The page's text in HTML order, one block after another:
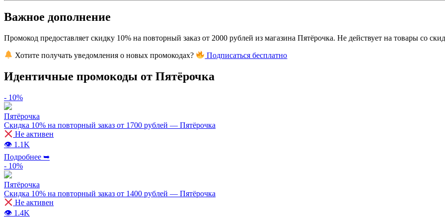
Важное дополнение
Промокод предоставляет скидку 10% на повторный заказ от 2000 рублей из магазина Пятёрочка. Не действует на товары со
Хотите получать уведомления о новых промокодах? Подписаться бесплатно
Идентичные промокоды от Пятёрочка
- 10%
Пятёрочка
Скидка 10% на повторный заказ от 1700 рублей — Пятёрочка
Не активен
👁 1.1K
Подробнее ➥
- 10%
Пятёрочка
Скидка 10% на повторный заказ от 1400 рублей — Пятёрочка
Не активен
👁 1.4K